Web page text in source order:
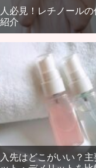
必見！レチノールの
介
先はどこがいい？